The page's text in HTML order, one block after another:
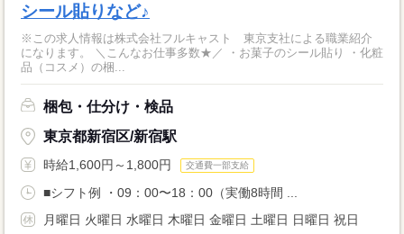
シール貼りなど♪
※この求人情報は株式会社フルキャスト 東京支社による職業紹介
になります。 ＼こんなお仕事多数★／ ・お菓子のシール貼り ・化粧
品（コスメ）の梱...
梱包・仕分け・検品
東京都新宿区/新宿駅
時給1,600円～1,800円 交通費一部支給
■シフト例 ・09：00〜18：00（実働8時間 ...
月曜日 火曜日 水曜日 木曜日 金曜日 土曜日 日曜日 祝日